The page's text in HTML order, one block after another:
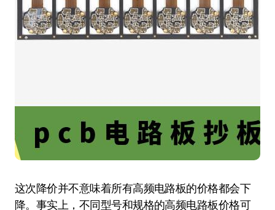
这次降价并不意味着所有高频电路板的价格都会下
降。事实上，不同型号和规格的高频电路板价格可